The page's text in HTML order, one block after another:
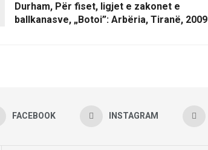
Durham, Për fiset, ligjet e zakonet e
ballkanasve, „Botoi”: Arbëria, Tiranë, 2009
FACEBOOK INSTAGRAM